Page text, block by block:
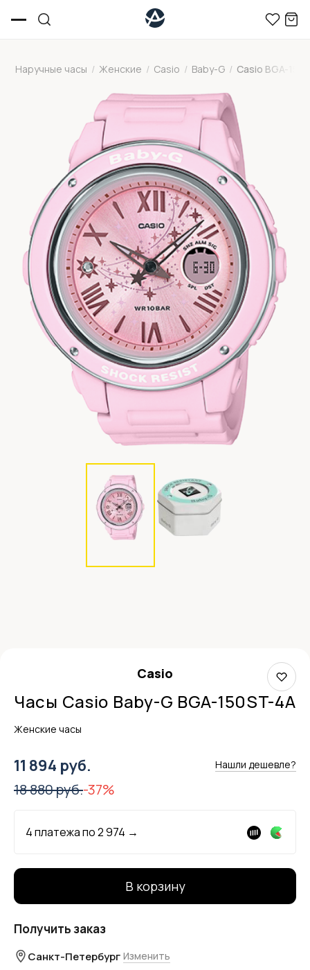
Наручные часы / Женские / Casio / Baby-G / Casio BGA-
Casio
Часы Casio Baby-G BGA-150ST-4A
Женские часы
11 894 руб. Нашли дешевле?
18 880 руб.-37%
4 платежа по2 974 →
В корзину
Получить заказ
Санкт-Петербург Изменить